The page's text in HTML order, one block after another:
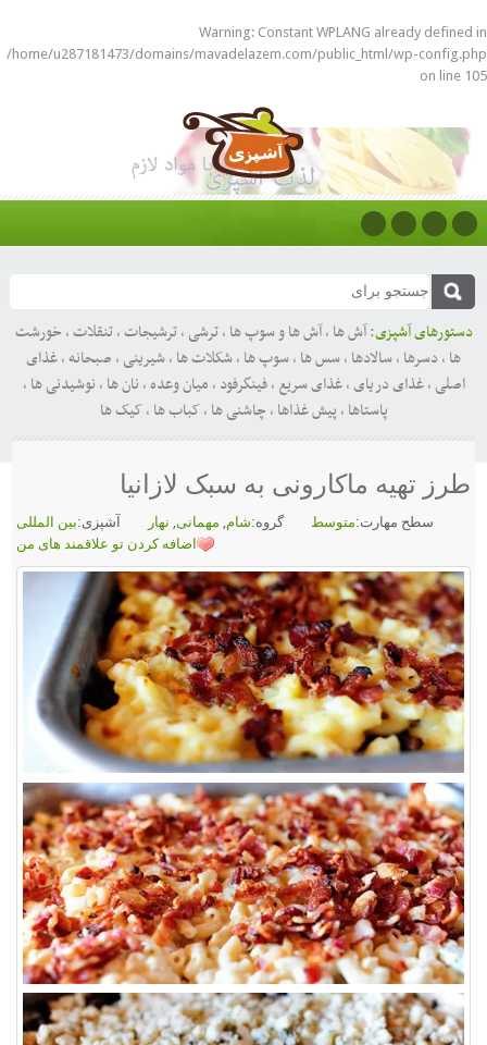
Warning: Constant WPLANG already
/home/u287181473/domains/mavadelazem.com/public_html/wp-
آشپزی:آش ها,آش ها و سوپ ها,ترشی,ترشیجات,تنقلات,خورشت
, سالادها,سس ها,سوپ ها ,شکلات ها,شیرینی,صبحانه , غذای
غذای دریای,غذای سریع,فینگرفود ,میان وعده,نان ها,نوشیدنی ها,
پیش غذاها,چاشنی ها ,کباب ها ,کیک ها
ماکارونی به سبک لازانیا
آشپزی: بین المللی گروه: شام,مهمانی,نهار مهارت:متوسط
اضافه کردن تو علاقمند های من